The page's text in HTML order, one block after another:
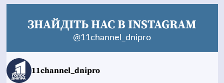
ЗНАЙДІТЬ НАС В INSTAGRAM
@11channel_dnipro
11channel_dnipro